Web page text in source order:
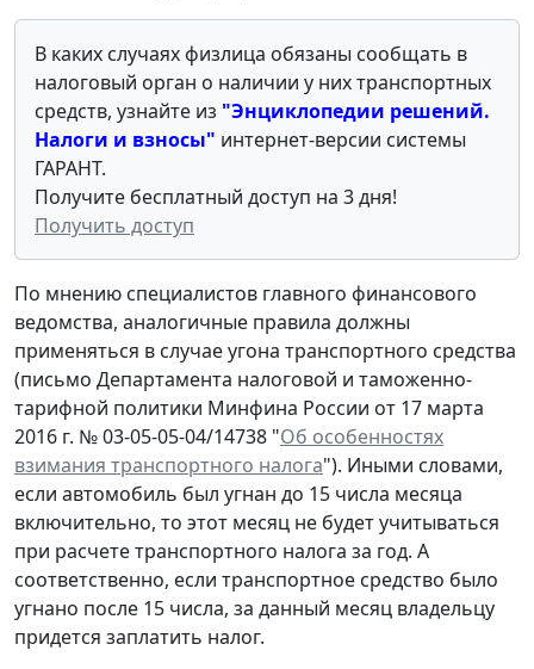
В каких случаях физлица обязаны сообщать в
налоговый орган о наличии у них транспортных
средств, узнайте из "Энциклопедии решений.
Налоги и взносы" интернет-версии системы
ГАРАНТ.
Получите бесплатный доступ на 3 дня!
Получить доступ
По мнению специалистов главного финансового
ведомства, аналогичные правила должны
применяться в случае угона транспортного средства
(письмо Департамента налоговой и таможенно-
тарифной политики Минфина России от 17 марта
2016 г. № 03-05-05-04/14738 "Об особенностях
взимания транспортного налога"). Иными словами,
если автомобиль был угнан до 15 числа месяца
включительно, то этот месяц не будет учитываться
при расчете транспортного налога за год. А
соответственно, если транспортное средство было
угнано после 15 числа, за данный месяц владельцу
придется заплатить налог.